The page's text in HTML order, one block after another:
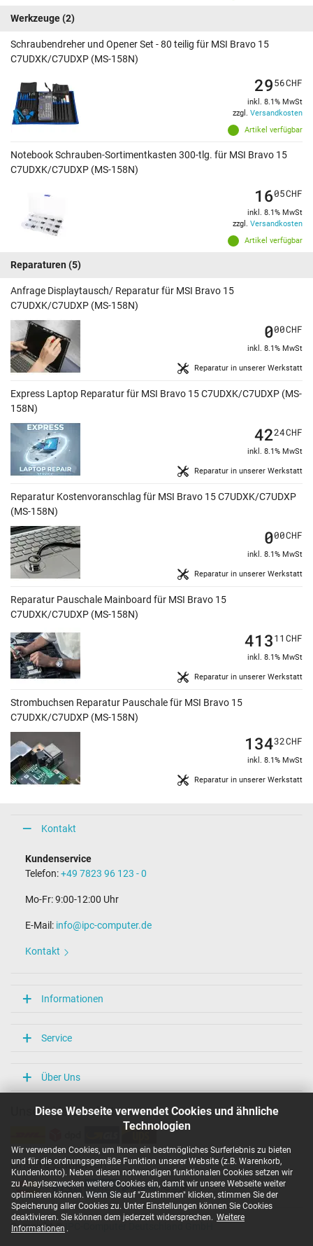
Diese Webseite verwendet Cookies und ähnliche
Technologien
Wir verwenden Cookies, um Ihnen ein bestmögliches Surferlebnis zu bieten
und für die ordnungsgemäße Funktion unserer Website (z.B. Warenkorb,
Kundenkonto). Neben diesen notwendigen funktionalen Cookies setzen wir
zu Anaylsezwecken weitere Cookies ein, damit wir unsere Webseite weiter
optimieren können. Wenn Sie auf "Zustimmen" klicken, stimmen Sie der
Speicherung aller Cookies zu. Unter Einstellungen können Sie Cookies
deaktivieren. Sie können dem jederzeit widersprechen. Weitere
Informationen .
Werkzeuge(2)
Schraubendreher und Opener Set - 80 teilig für MSI Bravo 15
C7UDXK/C7UDXP (MS-158N)
Artikel verfügbar
2956CHF
inkl. 8.1% MwSt
zzgl. Versandkosten
Notebook Schrauben-Sortimentkasten 300-tlg. für MSI Bravo 15
C7UDXK/C7UDXP (MS-158N)
Artikel verfügbar
1605CHF
inkl. 8.1% MwSt
zzgl. Versandkosten
Reparaturen (5)
Anfrage Displaytausch/ Reparatur für MSI Bravo 15
C7UDXK/C7UDXP (MS-158N)
Reparatur in unserer Werkstatt
000CHF
inkl. 8.1% MwSt
Express Laptop Reparatur für MSI Bravo 15 C7UDXK/C7UDXP (MS-
158N)
Reparatur in unserer Werkstatt
4224CHF
inkl. 8.1% MwSt
Reparatur Kostenvoranschlag für MSI Bravo 15 C7UDXK/C7UDXP
(MS-158N)
Reparatur in unserer Werkstatt
000CHF
inkl. 8.1% MwSt
Reparatur Pauschale Mainboard für MSI Bravo 15
C7UDXK/C7UDXP (MS-158N)
Reparatur in unserer Werkstatt
41311 CHF
inkl. 8.1% MwSt
Strombuchsen Reparatur Pauschale für MSI Bravo 15
C7UDXK/C7UDXP (MS-158N)
Reparatur in unserer Werkstatt
13432CHF
inkl. 8.1% MwSt
Kontakt
Kundenservice
Telefon:+49 7823 96 123 - 0
Mo-Fr: 9:00-12:00 Uhr
E-Mail: info@ipc-computer.de
Kontakt
Informationen
Service
Über Uns
Unsere Versandarten
Unsere Zahlarten
Copyright ©